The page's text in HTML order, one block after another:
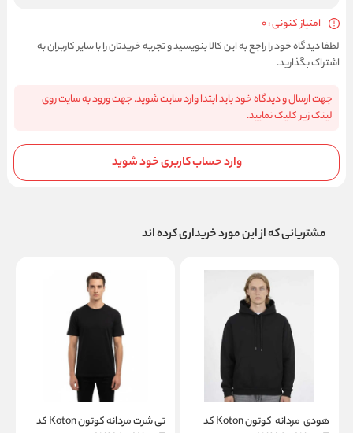
امتیاز کنونی : 0
لطفا دیدگاه خود را راجع به این کالا بنویسید و تجربه خریدتان را با سایر کاربران به
اشتراک بگذارید.
جهت ارسال و دیدگاه خود باید ابتدا وارد سایت شوید. جهت ورود به سایت روی
لینک زیر کلیک نمایید.
وارد حساب کاربری خود شوید
مشتریانی که از این مورد خریداری کرده اند
هودی مردانه کوتون Koton کد
تی شرت مردانه کوتون Koton کد